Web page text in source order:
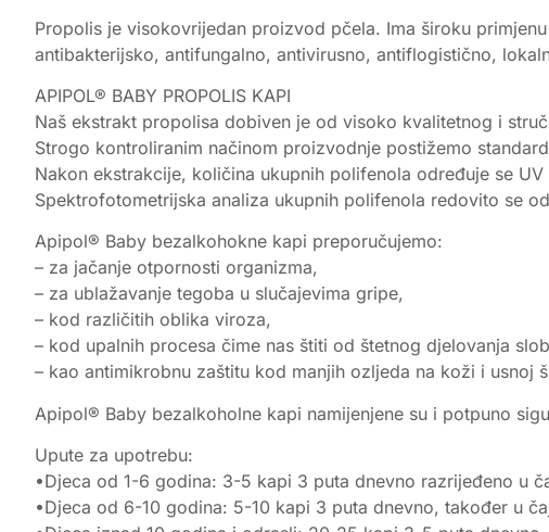
Propolis je visokovrijedan proizvod pčela. Ima široku
antibakterijsko, antifungalno, antivirusno, antiflogistično,
APIPOL® BABY PROPOLIS KAPI
Naš ekstrakt propolisa dobiven je od visoko kvalitetnog i
Strogo kontroliranim načinom proizvodnje postižemo
Nakon ekstrakcije, količina ukupnih polifenola određuje se
Spektrofotometrijska analiza ukupnih polifenola redovito se
Apipol® Baby bezalkohokne kapi preporučujemo:
– za jačanje otpornosti organizma,
– za ublažavanje tegoba u slučajevima gripe,
– kod različitih oblika viroza,
– kod upalnih procesa čime nas štiti od štetnog djelovanja
– kao antimikrobnu zaštitu kod manjih ozljeda na koži i usnoj
Apipol® Baby bezalkoholne kapi namijenjene su i potpuno
Upute za upotrebu:
•Djeca od 1-6 godina: 3-5 kapi 3 puta dnevno razrijeđeno u
•Djeca od 6-10 godina: 5-10 kapi 3 puta dnevno, također u